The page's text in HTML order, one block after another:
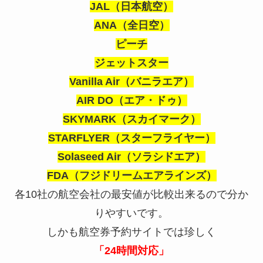
JAL（日本航空）
ANA（全日空）
ピーチ
ジェットスター
Vanilla Air（バニラエア）
AIR DO（エア・ドゥ）
SKYMARK（スカイマーク）
STARFLYER（スターフライヤー）
Solaseed Air（ソラシドエア）
FDA（フジドリームエアラインズ）
各10社の航空会社の最安値が比較出来るので分か
りやすいです。
しかも航空券予約サイトでは珍しく
「24時間対応」